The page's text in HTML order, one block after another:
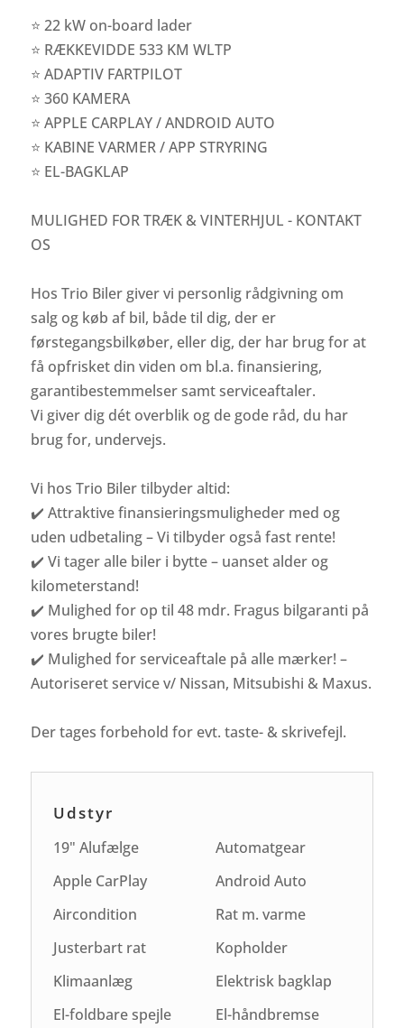
⭐ 22 kW on-board lader
⭐ RÆKKEVIDDE 533 KM WLTP
⭐ ADAPTIV FARTPILOT
⭐ 360 KAMERA
⭐ APPLE CARPLAY / ANDROID AUTO
⭐ KABINE VARMER / APP STRYRING
⭐ EL-BAGKLAP
MULIGHED FOR TRÆK & VINTERHJUL - KONTAKT
OS
Hos Trio Biler giver vi personlig rådgivning om
salg og køb af bil, både til dig, der er
førstegangsbilkøber, eller dig, der har brug for at
få opfrisket din viden om bl.a. finansiering,
garantibestemmelser samt serviceaftaler.
Vi giver dig dét overblik og de gode råd, du har
brug for, undervejs.
Vi hos Trio Biler tilbyder altid:
✔️ Attraktive finansieringsmuligheder med og
uden udbetaling – Vi tilbyder også fast rente!
✔️ Vi tager alle biler i bytte – uanset alder og
kilometerstand!
✔️ Mulighed for op til 48 mdr. Fragus bilgaranti på
vores brugte biler!
✔️ Mulighed for serviceaftale på alle mærker! –
Autoriseret service v/ Nissan, Mitsubishi & Maxus.
Der tages forbehold for evt. taste- & skrivefejl.
Udstyr
19" Alufælge
Automatgear
Apple CarPlay
Android Auto
Aircondition
Rat m. varme
Justerbart rat
Kopholder
Klimaanlæg
Elektrisk bagklap
El-foldbare spejle
El-håndbremse